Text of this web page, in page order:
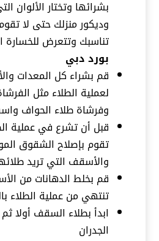
بشرائها وتختار الألوان
وديكور منزلك حتى لا
تناسبك وتتعرض للخسارة
بورد دبي
قم بشراء كل المعدات
لعملية الطلاء مثل
وفرشاة طلاء الحواف
قبل أن تشرع في عملية
تقوم بإصلاح الشقوق
والأسقف التي تريد
قم بخلط الدهانات من
تنتهي من عملية الطلاء
ابدأ بطلاء السقف أولا
الجدران